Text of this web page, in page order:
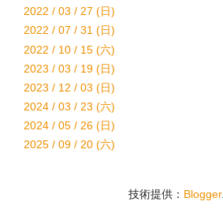
2022 / 03 / 27 (日)
2022 / 07 / 31 (日)
2022 / 10 / 15 (六)
2023 / 03 / 19 (日)
2023 / 12 / 03 (日)
2024 / 03 / 23 (六)
2024 / 05 / 26 (日)
2025 / 09 / 20 (六)
技術提供： Blogger.